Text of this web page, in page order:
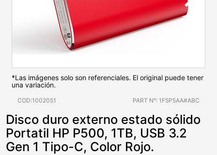
*Las imágenes solo son referenciales. El original puede tener
una variación.
COD:1002051 PART N°: 1F5P5AA#ABC
Disco duro externo estado sólido
Portatil HP P500, 1TB, USB 3.2
Gen 1 Tipo-C, Color Rojo.